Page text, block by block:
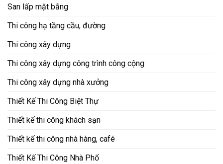
San lấp mặt bằng
Thi công hạ tầng cầu, đường
Thi công xây dựng
Thi công xây dựng công trình công cộng
Thi công xây dựng nhà xưởng
Thiết Kế Thi Công Biệt Thự
Thiết kế thi công khách sạn
Thiết kế thi công nhà hàng, café
Thiết Kế Thi Công Nhà Phố